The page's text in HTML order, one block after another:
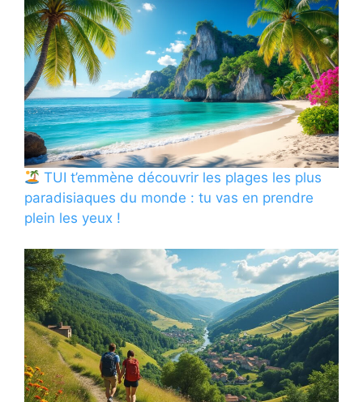
TUI t’emmène découvrir les plages les plus
paradisiaques du monde : tu vas en prendre
plein les yeux !